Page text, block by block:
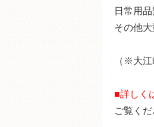
日常用
その他
（※大
■詳しく
ご覧くだ